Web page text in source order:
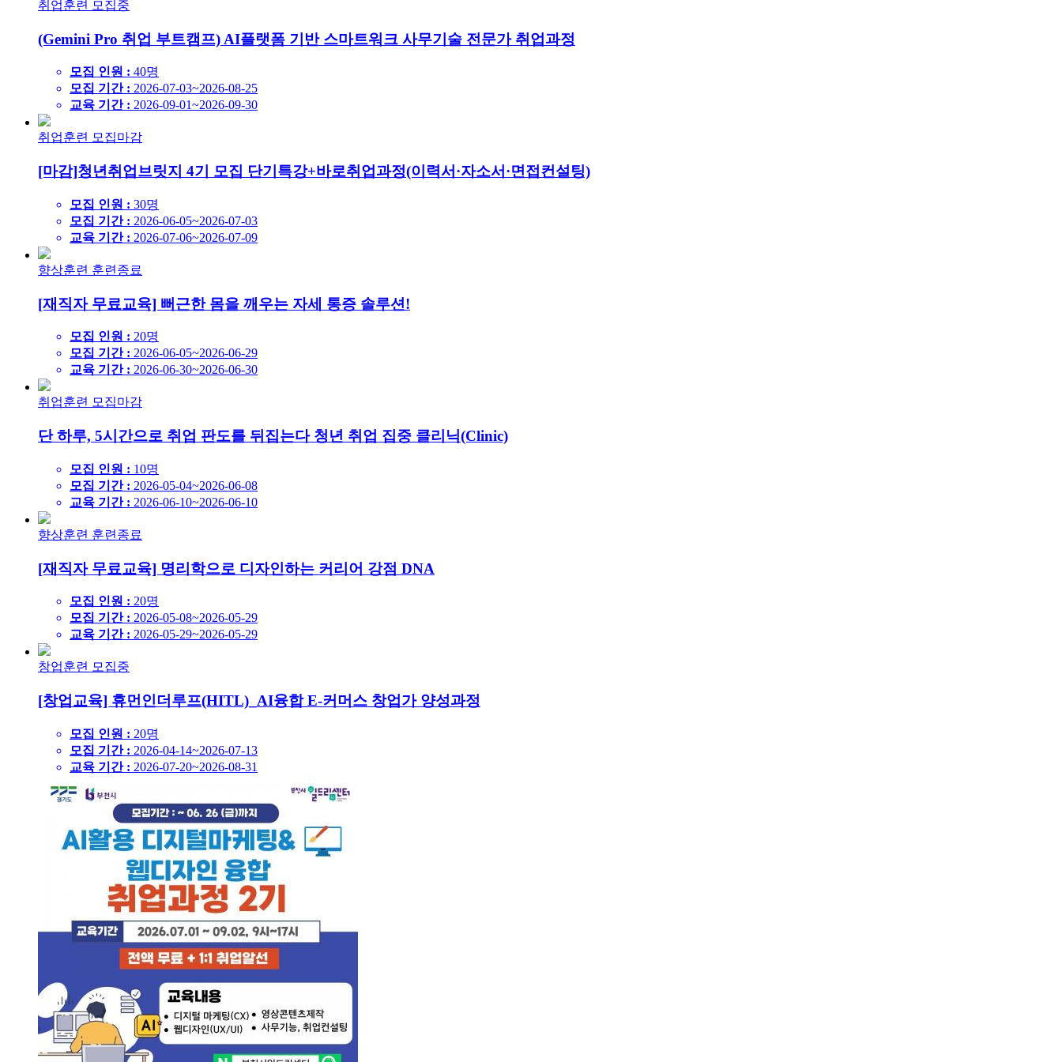
취업훈련 모집중
(Gemini Pro 취업 부트캠프) AI플랫폼 기반 스마트워크 사무기술 전문가 취업과정
모집 인원 : 40명
모집 기간 : 2026-07-03~2026-08-25
교육 기간 : 2026-09-01~2026-09-30
취업훈련 모집마감
[마감]청년취업브릿지 4기 모집 단기특강+바로취업과정(이력서·자소서·면접컨설팅)
모집 인원 : 30명
모집 기간 : 2026-06-05~2026-07-03
교육 기간 : 2026-07-06~2026-07-09
향상훈련 훈련종료
[재직자 무료교육] 뻐근한 몸을 깨우는 자세 통증 솔루션!
모집 인원 : 20명
모집 기간 : 2026-06-05~2026-06-29
교육 기간 : 2026-06-30~2026-06-30
취업훈련 모집마감
단 하루, 5시간으로 취업 판도를 뒤집는다 청년 취업 집중 클리닉(Clinic)
모집 인원 : 10명
모집 기간 : 2026-05-04~2026-06-08
교육 기간 : 2026-06-10~2026-06-10
향상훈련 훈련종료
[재직자 무료교육] 명리학으로 디자인하는 커리어 강점 DNA
모집 인원 : 20명
모집 기간 : 2026-05-08~2026-05-29
교육 기간 : 2026-05-29~2026-05-29
창업훈련 모집중
[창업교육] 휴먼인더루프(HITL)_AI융합 E-커머스 창업가 양성과정
모집 인원 : 20명
모집 기간 : 2026-04-14~2026-07-13
교육 기간 : 2026-07-20~2026-08-31